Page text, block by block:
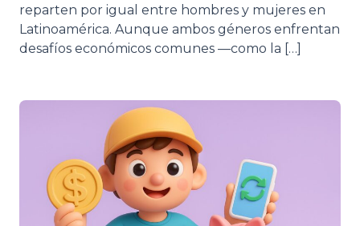
reparten por igual entre hombres y mujeres en
Latinoamérica. Aunque ambos géneros enfrentan
desafíos económicos comunes —como la […]